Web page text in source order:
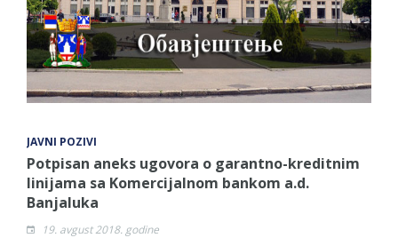
JAVNI POZIVI
Potpisan aneks ugovora o garantno-kreditnim
linijama sa Komercijalnom bankom a.d.
Banjaluka
19. avgust 2018. godine